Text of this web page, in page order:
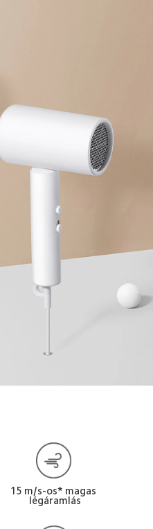
15 m/s-os* magas
légáramlás